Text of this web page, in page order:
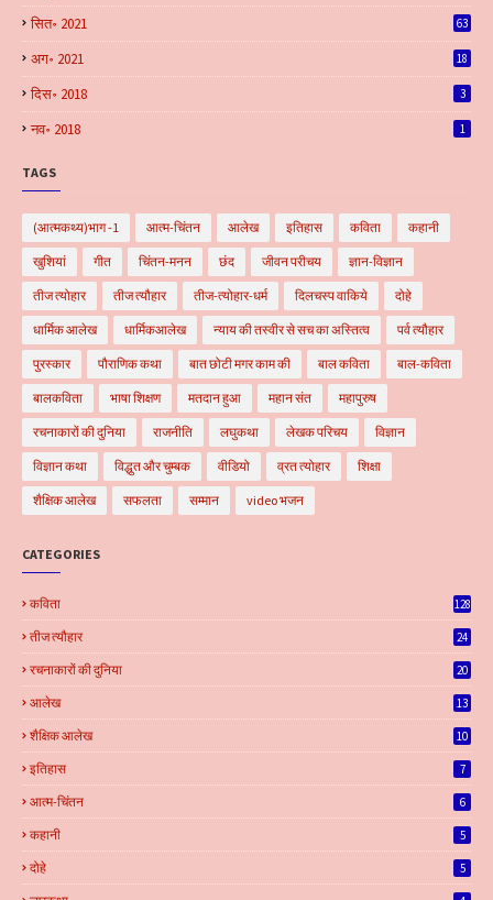
सित॰ 2021 63
अग॰ 2021 18
दिस॰ 2018 3
नव॰ 2018 1
TAGS
(आत्मकथ्य)भाग -1 आत्म-चिंतन आलेख इतिहास कविता कहानी
खुशियां गीत चिंतन-मनन छंद जीवन परीचय ज्ञान-विज्ञान
तीज त्योहार तीज त्यौहार तीज-त्योहार-धर्म दिलचस्प वाकिये दोहे
धार्मिक आलेख धार्मिकआलेख न्याय की तस्वीर से सच का अस्तित्व पर्व त्यौहार
पुरस्कार पौराणिक कथा बात छोटी मगर काम की बाल कविता बाल-कविता
बालकविता भाषा शिक्षण मतदान हुआ महान संत महापुरुष
रचनाकारों की दुनिया राजनीति लघुकथा लेखक परिचय विज्ञान
विज्ञान कथा विद्धुत और चुम्बक वीडियो व्रत त्योहार शिक्षा
शैक्षिक आलेख सफलता सम्मान video भजन
CATEGORIES
कविता 128
तीज त्यौहार 24
रचनाकारों की दुनिया 20
आलेख 13
शैक्षिक आलेख 10
इतिहास 7
आत्म-चिंतन 6
कहानी 5
दोहे 5